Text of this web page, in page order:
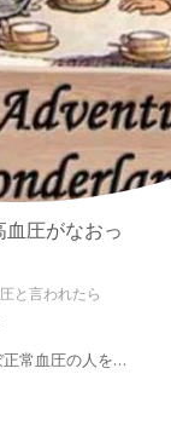
圧がなおっ
と言われたら
正常血圧の人を…